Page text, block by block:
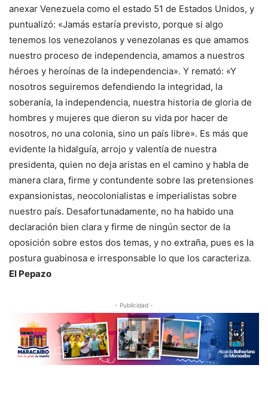
anexar Venezuela como el estado 51 de Estados Unidos, y
puntualizó: «Jamás estaría previsto, porque si algo
tenemos los venezolanos y venezolanas es que amamos
nuestro proceso de independencia, amamos a nuestros
héroes y heroínas de la independencia». Y remató: «Y
nosotros seguiremos defendiendo la integridad, la
soberanía, la independencia, nuestra historia de gloria de
hombres y mujeres que dieron su vida por hacer de
nosotros, no una colonia, sino un país libre». Es más que
evidente la hidalguía, arrojo y valentía de nuestra
presidenta, quien no deja aristas en el camino y habla de
manera clara, firme y contundente sobre las pretensiones
expansionistas, neocolonialistas e imperialistas sobre
nuestro país. Desafortunadamente, no ha habido una
declaración bien clara y firme de ningún sector de la
oposición sobre estos dos temas, y no extraña, pues es la
postura guabinosa e irresponsable lo que los caracteriza.
El Pepazo
- Publicidad -